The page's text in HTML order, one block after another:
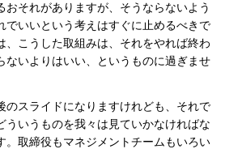
おそれがありますが、そうならないよう
でいいという考えはすぐに止めるべきで
、こうした取組みは、それをやれば終わ
ないよりはいい、というものに過ぎませ
のスライドになりますけれども、それで
ういうものを我々は見ていかなければな
。取締役もマネジメントチームもいろい